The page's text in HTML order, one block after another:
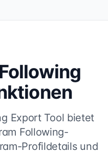
Export Tool bietet
Following-
Profildetails und